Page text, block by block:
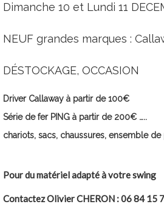
Dimanche 10 et Lundi 11
NEUF grandes marques :
DÉSTOCKAGE, OCCASION
Driver Callaway à partir de 100€
Série de fer PING à partir de 200€ …..
chariots, sacs, chaussures, ensemble de
Pour du matériel adapté à votre swing
Contactez Olivier CHERON : 06 84 15